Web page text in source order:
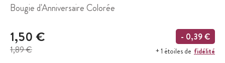
Bougie d'Anniversaire Colorée
1,50 €
1,89 €
- 0,39 €
+ 1 étoiles de fidélité